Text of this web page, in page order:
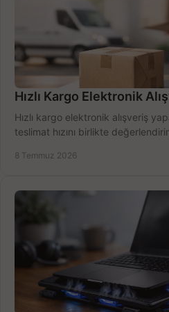
Hızlı Kargo Elektronik
Hızlı kargo elektronik alışveriş
teslimat hızını birlikte
8 Temmuz 2026